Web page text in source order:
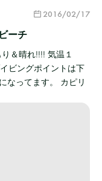
2016/02/17
ーチ
＆晴れ!!!! 気温１
ングポイントは下
なってます。 カピリ